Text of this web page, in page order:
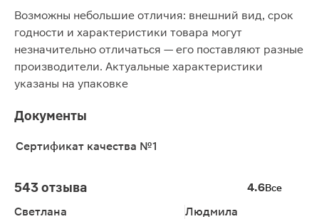
Возможны небольшие отличия: внешний вид, срок
годности и характеристики товара могут
незначительно отличаться — его поставляют разные
производители. Актуальные характеристики
указаны на упаковке
Документы
Сертификат качества №1
543 отзыва 4.6Все
Светлана Людмила